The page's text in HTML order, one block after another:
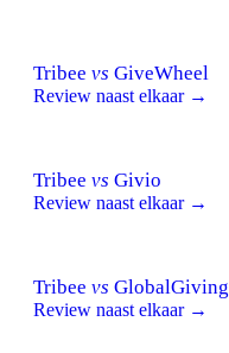
Tribee vs GiveWheel
Review naast elkaar →
Tribee vs Givio
Review naast elkaar →
Tribee vs GlobalGiving
Review naast elkaar →